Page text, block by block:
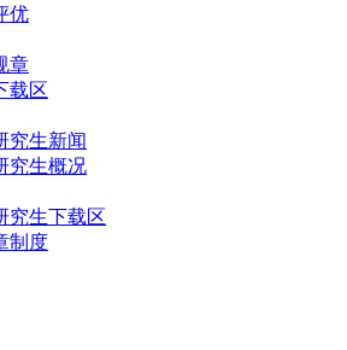
优
章
载区
究生新闻
究生概况
究生下载区
制度